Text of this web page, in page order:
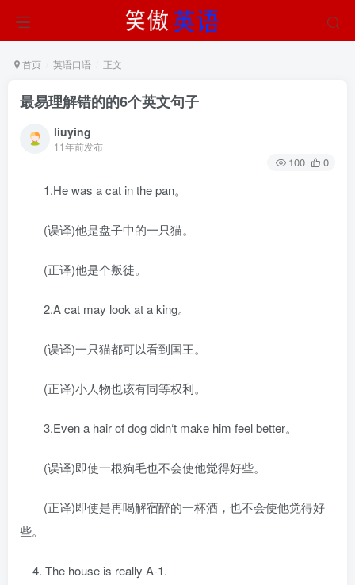
首页 英语口语 正文
最易理解错的的6个英文句子
liuying
11年前发布
100 0
1.He was a cat in the pan。
(误译)他是盘子中的一只猫。
(正译)他是个叛徒。
2.A cat may look at a king。
(误译)一只猫都可以看到国王。
(正译)小人物也该有同等权利。
3.Even a hair of dog didn‘t make him feel better。
(误译)即使一根狗毛也不会使他觉得好些。
(正译)即使是再喝解宿醉的一杯酒，也不会使他觉得好
些。
4. The house is really A-1.